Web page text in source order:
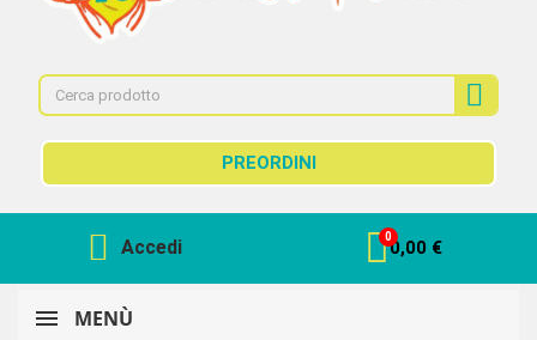
PREORDINI
Accedi 0,00 €
MENÙ